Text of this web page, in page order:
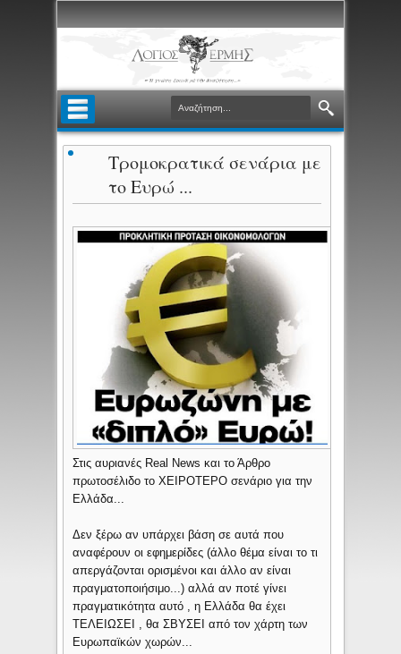
Τρομοκρατικά σενάρια με
το Ευρώ ...
Στις αυριανές Real News και το Άρθρο
πρωτοσέλιδο το ΧΕΙΡΟΤΕΡΟ σενάριο για την
Ελλάδα...
Δεν ξέρω αν υπάρχει βάση σε αυτά που
αναφέρουν οι εφημερίδες (άλλο θέμα είναι το τι
απεργάζονται ορισμένοι και άλλο αν είναι
πραγματοποιήσιμο...) αλλά αν ποτέ γίνει
πραγματικότητα αυτό , η Ελλάδα θα έχει
ΤΕΛΕΙΩΣΕΙ , θα ΣΒΥΣΕΙ από τον χάρτη των
Ευρωπαϊκών χωρών...